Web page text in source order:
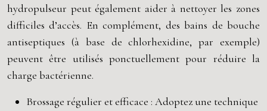
hydropulseur peut également aider à nettoyer les zones
difficiles d’accès. En complément, des bains de bouche
antiseptiques (à base de chlorhexidine, par exemple)
peuvent être utilisés ponctuellement pour réduire la
charge bactérienne.
Brossage régulier et efficace : Adoptez une technique